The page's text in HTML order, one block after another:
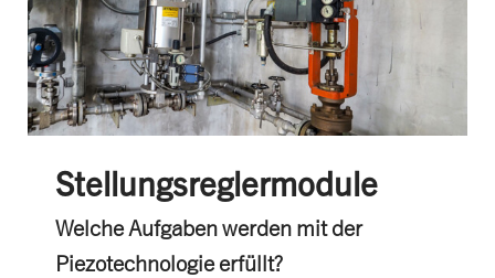
Stellungsreglermodule
Welche Aufgaben werden mit der
Piezotechnologie erfüllt?